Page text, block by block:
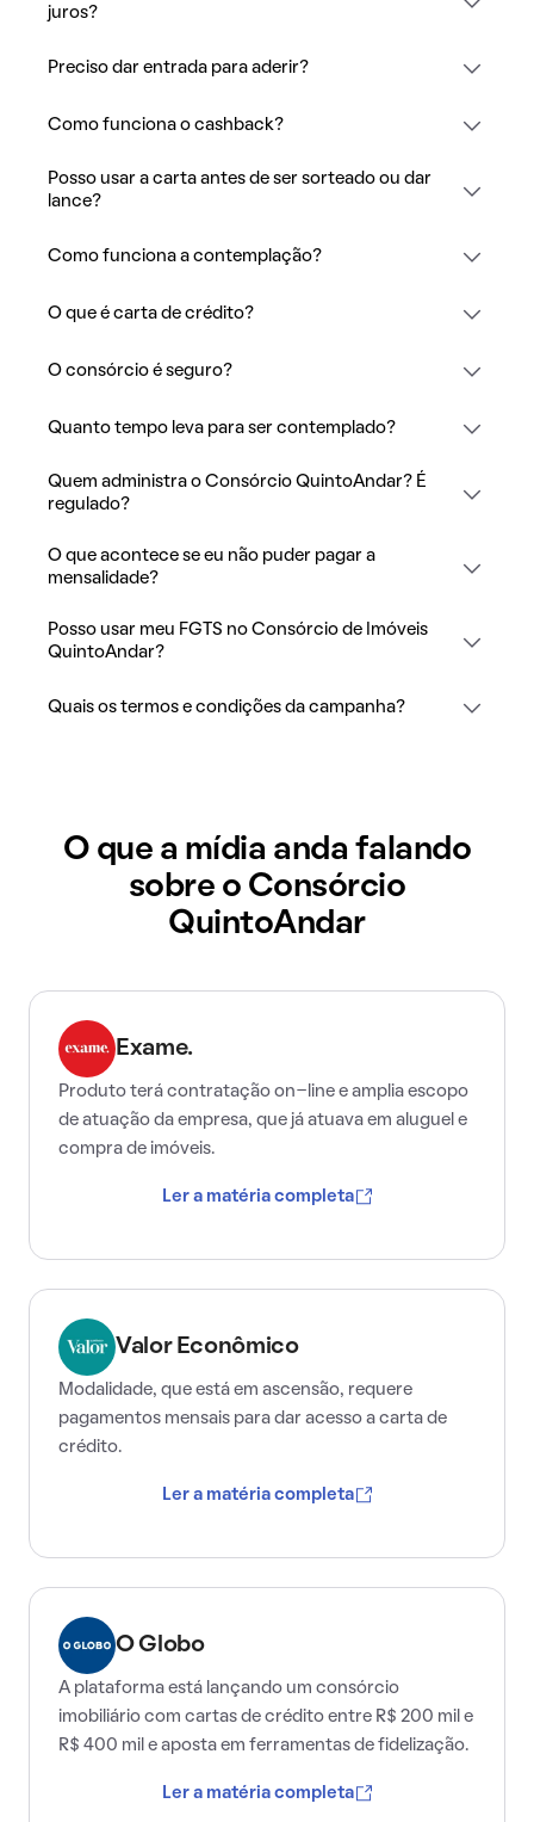
juros?
Preciso dar entrada para aderir?
Como funciona o cashback?
Posso usar a carta antes de ser sorteado ou dar
lance?
Como funciona a contemplação?
O que é carta de crédito?
O consórcio é seguro?
Quanto tempo leva para ser contemplado?
Quem administra o Consórcio QuintoAndar? É
regulado?
O que acontece se eu não puder pagar a
mensalidade?
Posso usar meu FGTS no Consórcio de Imóveis
QuintoAndar?
Quais os termos e condições da campanha?
O que a mídia anda falando
sobre o Consórcio
QuintoAndar
Exame.
Produto terá contratação on-line e amplia escopo
de atuação da empresa, que já atuava em aluguel e
compra de imóveis.
Ler a matéria completa
Valor Econômico
Modalidade, que está em ascensão, requere
pagamentos mensais para dar acesso a carta de
crédito.
Ler a matéria completa
O Globo
A plataforma está lançando um consórcio
imobiliário com cartas de crédito entre R$ 200 mil e
R$ 400 mil e aposta em ferramentas de fidelização.
Ler a matéria completa